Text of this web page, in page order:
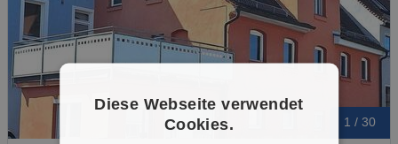
1 / 30
Diese Webseite verwendet
Cookies.